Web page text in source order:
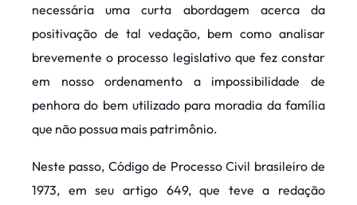
necessária uma curta abordagem acerca da
positivação de tal vedação, bem como analisar
brevemente o processo legislativo que fez constar
em nosso ordenamento a impossibilidade de
penhora do bem utilizado para moradia da família
que não possua mais patrimônio.
Neste passo, Código de Processo Civil brasileiro de
1973, em seu artigo 649, que teve a redação